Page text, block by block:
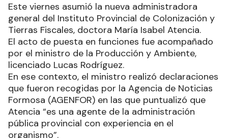
Este viernes asumió la nueva administradora
general del Instituto Provincial de Colonización y
Tierras Fiscales, doctora María Isabel Atencia.
El acto de puesta en funciones fue acompañado
por el ministro de la Producción y Ambiente,
licenciado Lucas Rodríguez.
En ese contexto, el ministro realizó declaraciones
que fueron recogidas por la Agencia de Noticias
Formosa (AGENFOR) en las que puntualizó que
Atencia “es una agente de la administración
pública provincial con experiencia en el
organismo”.